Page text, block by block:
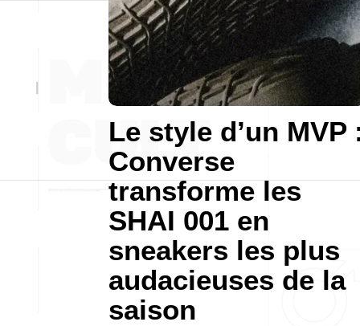
Le style d’un MVP
Converse
transforme les
SHAI 001 en
sneakers les plus
audacieuses de la
saison